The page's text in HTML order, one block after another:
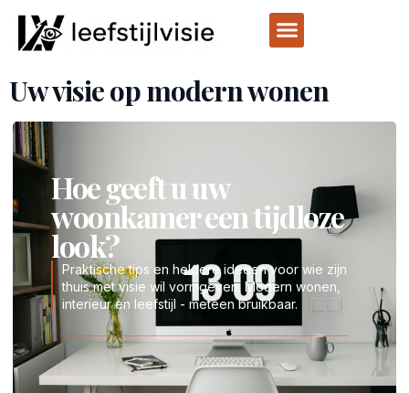
Uw visie op modern wonen
Hoe geeft u uw
woonkamer een tijdloze
look?
Praktische tips en heldere ideeen voor wie zijn
thuis met visie wil vormgeven. Modern wonen,
interieur en leefstijl - meteen bruikbaar.